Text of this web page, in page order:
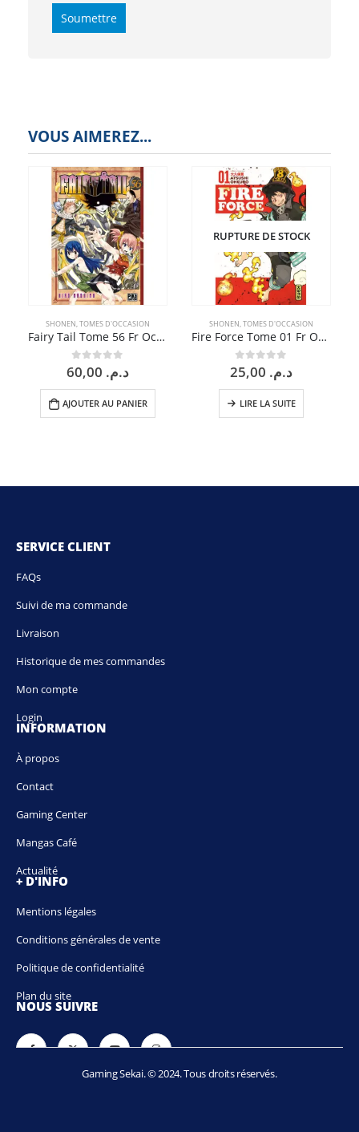
VOUS AIMEREZ...
SHONEN,TOMES D'OCCASION
Fairy Tail Tome 56 Fr Occasion
0sur 5د.م.
AJOUTER AU PANIER
RUPTURE DE STOCK
SHONEN,TOMES D'OCCASION
Fire Force Tome 01 Fr Occasion
0sur 5د.م.
LIRE LA SUITE
SERVICE CLIENT
FAQs
Suivi de ma commande
Livraison
Historique de mes commandes
Mon compte
Login
INFORMATION
À propos
Contact
Gaming Center
Mangas Café
Actualité
+ D'INFO
Mentions légales
Conditions générales de vente
Politique de confidentialité
Plan du site
NOUS SUIVRE
Gaming Sekai. © 2024. Tous droits réservés.